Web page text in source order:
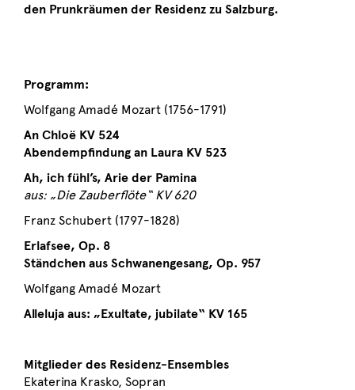
den Prunkräumen der Residenz zu Salzburg.
Programm:
Wolfgang Amadé Mozart (1756-1791)
An Chloë KV 524
Abendempfindung an Laura KV 523
Ah, ich fühl’s, Arie der Pamina
aus: „Die Zauberflöte“ KV 620
Franz Schubert (1797-1828)
Erlafsee, Op. 8
Ständchen aus Schwanengesang, Op. 957
Wolfgang Amadé Mozart
Alleluja aus: „Exultate, jubilate“ KV 165
Mitglieder des Residenz-Ensembles
Ekaterina Krasko, Sopran